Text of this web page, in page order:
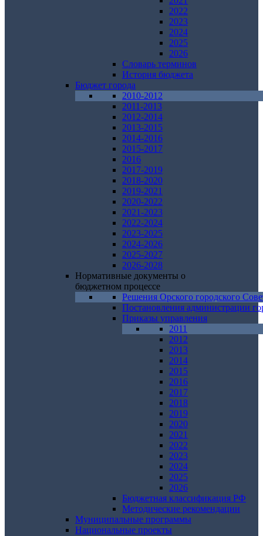
2022
2023
2024
2025
2026
Словарь терминов
История бюджета
Бюджет города
2010-2012
2011-2013
2012-2014
2013-2015
2014-2016
2015-2017
2016
2017-2019
2018-2020
2019-2021
2020-2022
2021-2023
2022-2024
2023-2025
2024-2026
2025-2027
2026-2028
Нормативные документы о
бюджетном процессе
Решения Орского городского
Постановления администрации
Приказы управления
2011
2012
2013
2014
2015
2016
2017
2018
2019
2020
2021
2022
2023
2024
2025
2026
Бюджетная классификация РФ
Методические рекомендации
Муниципальные программы
Национальные проекты